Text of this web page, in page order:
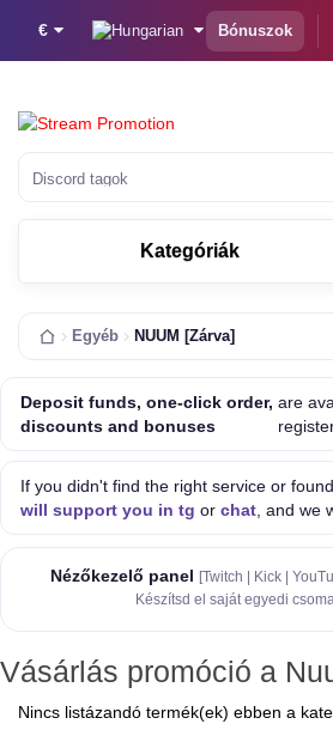
€ Bónuszok
Discord tagok
Kategóriák
Egyéb NUUM [Zárva]
Deposit funds, one-click order,
discounts and bonuses
are
If you didn't find the right service or
will support you in tg or chat , and we
Nézőkezelő panel [Twitch | Kick |
Készítsd el saját egyedi
Vásárlás promóció a
Nincs listázandó termék(ek) ebben a